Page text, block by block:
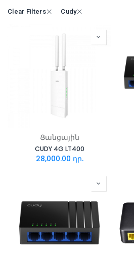
Clear Filters Cudy
Ցանցային
CUDY 4G LT400
28,000.00 դր.